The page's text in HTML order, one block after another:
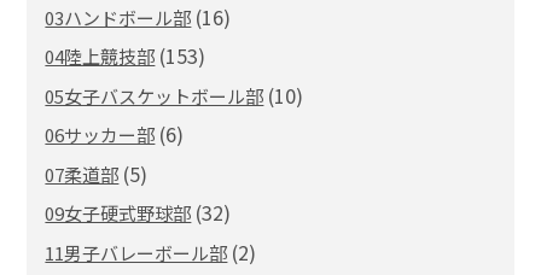
03ハンドボール部 (16)
04陸上競技部 (153)
05女子バスケットボール部 (10)
06サッカー部 (6)
07柔道部 (5)
09女子硬式野球部 (32)
11男子バレーボール部 (2)